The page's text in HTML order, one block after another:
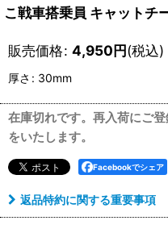
こ戦車搭乗員 キャットチ
販売価格: 4,950円(税込)
厚さ : 30mm
在庫切れです。再入荷にご
をいたします。
Facebookでシェア
返品特約に関する重要事項